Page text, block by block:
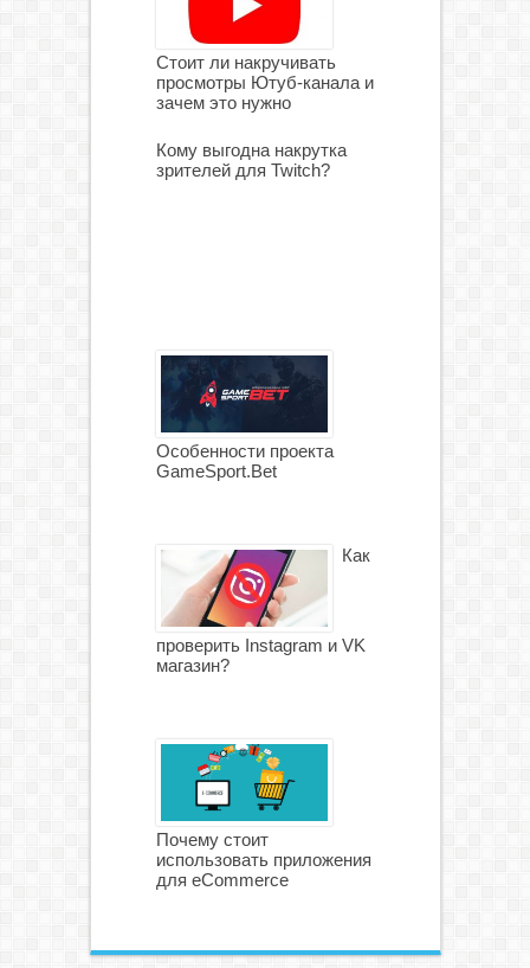
Стоит ли накручивать
просмотры Ютуб-канала и
зачем это нужно
Кому выгодна накрутка
зрителей для Twitch?
Особенности проекта
GameSport.Bet
Как
проверить Instagram и VK
магазин?
Почему стоит
использовать приложения
для eCommerce